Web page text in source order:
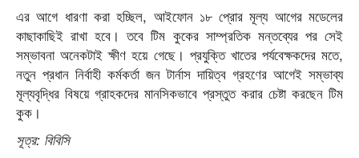
এর আগে ধারণা করা হচ্ছিল, আইফোন ১৮ প্রোর মূল্য আগের মডেলের
কাছাকাছিই রাখা হবে। তবে টিম কুকের সাম্প্রতিক মন্তব্যের পর সেই
সম্ভাবনা অনেকটাই ক্ষীণ হয়ে গেছে। প্রযুক্তি খাতের পর্যবেক্ষকদের মতে,
নতুন প্রধান নির্বাহী কর্মকর্তা জন টার্নাস দায়িত্ব গ্রহণের আগেই সম্ভাব্য
মূল্যবৃদ্ধির বিষয়ে গ্রাহকদের মানসিকভাবে প্রস্তুত করার চেষ্টা করছেন টিম
কুক।
সূত্র: বিবিসি